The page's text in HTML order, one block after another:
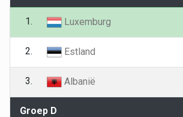
1. Luxemburg
2. Estland
3. Albanië
Groep D